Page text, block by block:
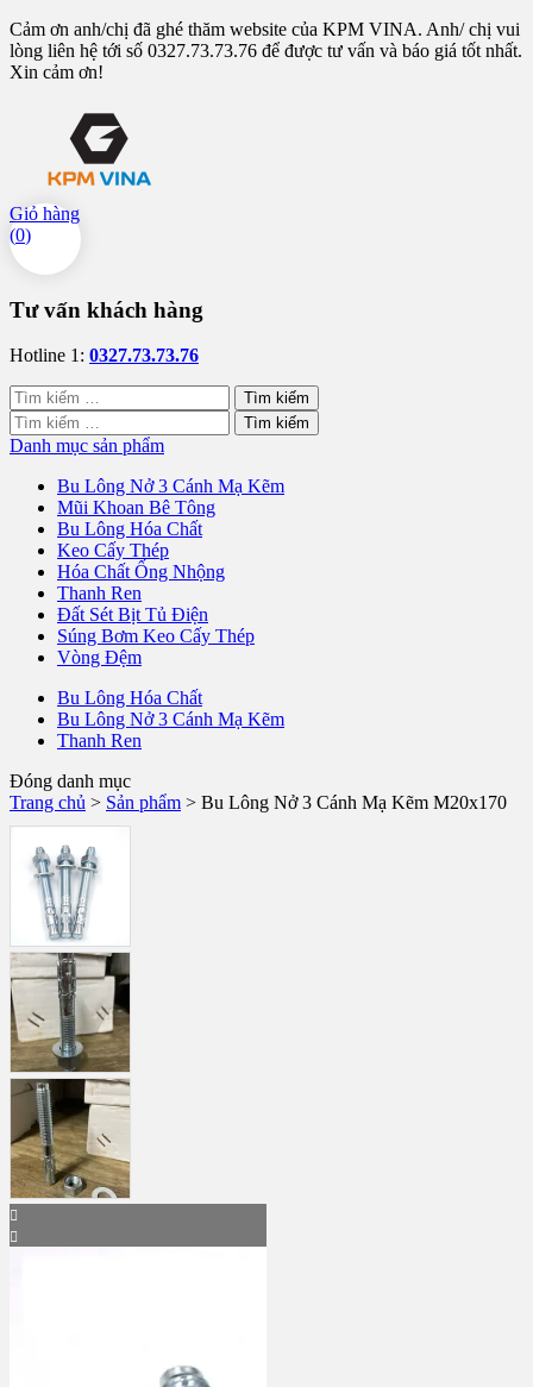
Cảm ơn anh/chị đã ghé thăm website của KPM VINA. Anh/ chị vui
lòng liên hệ tới số 0327.73.73.76 để được tư vấn và báo giá tốt nhất.
Xin cảm ơn!
Giỏ hàng
(0)
Tư vấn khách hàng
Hotline 1: 0327.73.73.76
Tìm
kiếm
cho:
Tìm
kiếm
Danh mục sản phẩm
Bu Lông Nở 3 Cánh Mạ Kẽm
Mũi Khoan Bê Tông
Bu Lông Hóa Chất
Keo Cấy Thép
Hóa Chất Ống Nhộng
Thanh Ren
Đất Sét Bịt Tủ Điện
Súng Bơm Keo Cấy Thép
Vòng Đệm
Bu Lông Hóa Chất
Bu Lông Nở 3 Cánh Mạ Kẽm
Thanh Ren
Đóng danh mục
Trang chủ > Sản phẩm > Bu Lông Nở 3 Cánh Mạ Kẽm M20x170